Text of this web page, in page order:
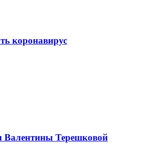
коронавирус
Валентины Терешковой